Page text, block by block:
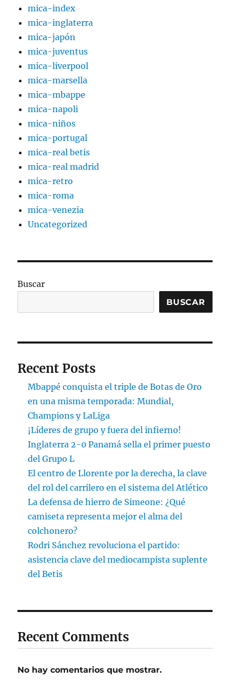
mica-index
mica-inglaterra
mica-japón
mica-juventus
mica-liverpool
mica-marsella
mica-mbappe
mica-napoli
mica-niños
mica-portugal
mica-real betis
mica-real madrid
mica-retro
mica-roma
mica-venezia
Uncategorized
Buscar
BUSCAR
Recent Posts
Mbappé conquista el triple de Botas de Oro
en una misma temporada: Mundial,
Champions y LaLiga
¡Líderes de grupo y fuera del infierno!
Inglaterra 2-0 Panamá sella el primer puesto
del Grupo L
El centro de Llorente por la derecha, la clave
del rol del carrilero en el sistema del Atlético
La defensa de hierro de Simeone: ¿Qué
camiseta representa mejor el alma del
colchonero?
Rodri Sánchez revoluciona el partido:
asistencia clave del mediocampista suplente
del Betis
Recent Comments
No hay comentarios que mostrar.